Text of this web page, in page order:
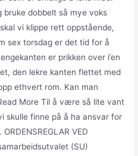
bruke dobbelt så mye voks
vi klippe rett oppstående,
sex torsdag er det tid for å
er prikken over i’en
den lekre kanten flettet med
ethvert rom. Kan man
More Til å være så lite vant
skulle finne på å ha ansvar for
VED
(SU)